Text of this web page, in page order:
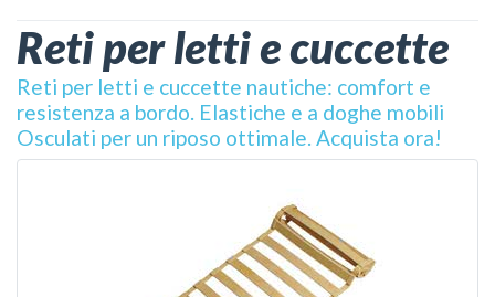
Reti per letti e cuccette
Reti per letti e cuccette nautiche: comfort e
resistenza a bordo. Elastiche e a doghe mobili
Osculati per un riposo ottimale. Acquista ora!